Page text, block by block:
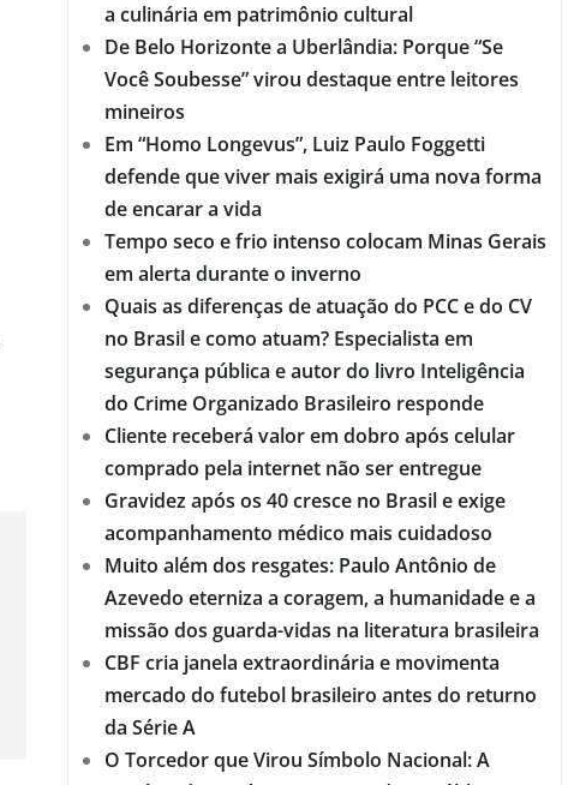
a culinária em patrimônio cultural
De Belo Horizonte a Uberlândia: Porque “Se
Você Soubesse” virou destaque entre leitores
mineiros
Em “Homo Longevus”, Luiz Paulo Foggetti
defende que viver mais exigirá uma nova forma
de encarar a vida
Tempo seco e frio intenso colocam Minas Gerais
em alerta durante o inverno
Quais as diferenças de atuação do PCC e do CV
no Brasil e como atuam? Especialista em
segurança pública e autor do livro Inteligência
do Crime Organizado Brasileiro responde
Cliente receberá valor em dobro após celular
comprado pela internet não ser entregue
Gravidez após os 40 cresce no Brasil e exige
acompanhamento médico mais cuidadoso
Muito além dos resgates: Paulo Antônio de
Azevedo eterniza a coragem, a humanidade e a
missão dos guarda-vidas na literatura brasileira
CBF cria janela extraordinária e movimenta
mercado do futebol brasileiro antes do returno
da Série A
O Torcedor que Virou Símbolo Nacional: A